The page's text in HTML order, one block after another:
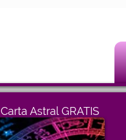
Carta Astral GRATIS